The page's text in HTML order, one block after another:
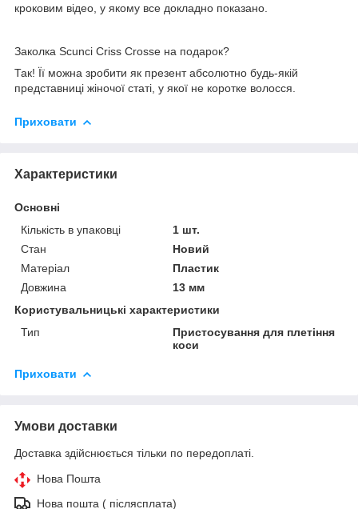
кроковим відео, у якому все докладно показано.
Заколка Scunci Criss Crosse на подарок?
Так! Її можна зробити як презент абсолютно будь-якій
представниці жіночої статі, у якої не коротке волосся.
Приховати
Характеристики
Основні
Кількість в упаковці
1 шт.
Стан
Новий
Матеріал
Пластик
Довжина
13 мм
Користувальницькі характеристики
Тип
Пристосування для плетіння
коси
Приховати
Умови доставки
Доставка здійснюється тільки по передоплаті.
Нова Пошта
Нова пошта ( післясплата)